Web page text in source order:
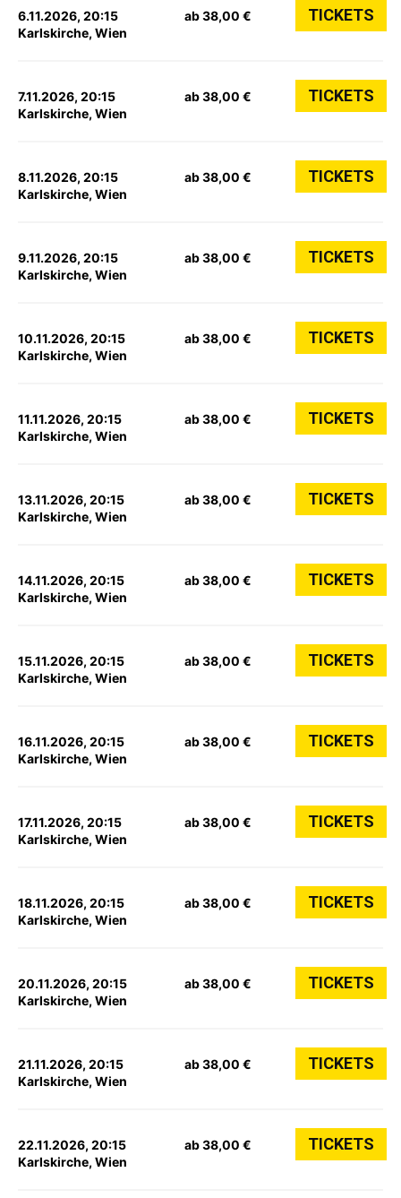
6.11.2026, 20:15
Karlskirche, Wien
ab 38,00 € TICKETS
7.11.2026, 20:15
Karlskirche, Wien
ab 38,00 € TICKETS
8.11.2026, 20:15
Karlskirche, Wien
ab 38,00 € TICKETS
9.11.2026, 20:15
Karlskirche, Wien
ab 38,00 € TICKETS
10.11.2026, 20:15
Karlskirche, Wien
ab 38,00 € TICKETS
11.11.2026, 20:15
Karlskirche, Wien
ab 38,00 € TICKETS
13.11.2026, 20:15
Karlskirche, Wien
ab 38,00 € TICKETS
14.11.2026, 20:15
Karlskirche, Wien
ab 38,00 € TICKETS
15.11.2026, 20:15
Karlskirche, Wien
ab 38,00 € TICKETS
16.11.2026, 20:15
Karlskirche, Wien
ab 38,00 € TICKETS
17.11.2026, 20:15
Karlskirche, Wien
ab 38,00 € TICKETS
18.11.2026, 20:15
Karlskirche, Wien
ab 38,00 € TICKETS
20.11.2026, 20:15
Karlskirche, Wien
ab 38,00 € TICKETS
21.11.2026, 20:15
Karlskirche, Wien
ab 38,00 € TICKETS
22.11.2026, 20:15
Karlskirche, Wien
ab 38,00 € TICKETS